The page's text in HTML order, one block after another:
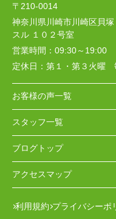
〒210-0014
神奈川県川崎市川崎区貝
スル １０２号室
営業時間： 09:30～19:00
定休日： 第１・第３火曜
お客様の声一覧
スタッフ一覧
ブログトップ
アクセスマップ
利用規約 プライバシーポ